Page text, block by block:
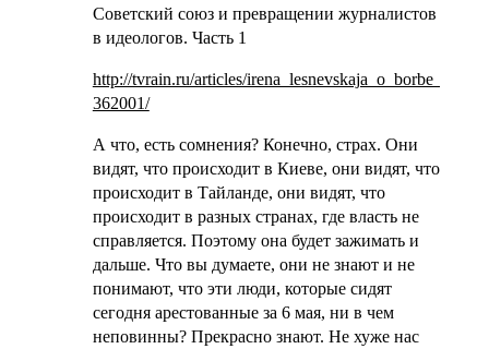
Советский союз и превращении журналистов
в идеологов. Часть 1
http://tvrain.ru/articles/
362001/
А что, есть сомнения? Конечно, страх. Они
видят, что происходит в Киеве, они видят, что
происходит в Тайланде, они видят, что
происходит в разных странах, где власть не
справляется. Поэтому она будет зажимать и
дальше. Что вы думаете, они не знают и не
понимают, что эти люди, которые сидят
сегодня арестованные за 6 мая, ни в чем
неповинны? Прекрасно знают. Не хуже нас